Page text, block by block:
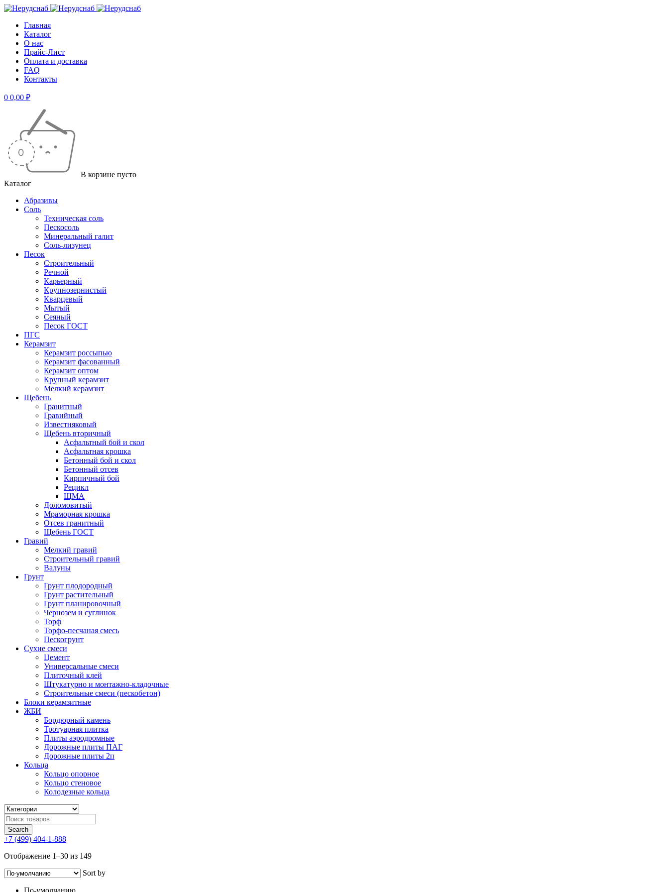
Главная
Каталог
О нас
Прайс-Лист
Оплата и доставка
FAQ
Контакты
0 0,00 ₽
В корзине пусто
Каталог
Абразивы
Соль
Техническая соль
Пескосоль
Минеральный галит
Соль-лизунец
Песок
Строительный
Речной
Карьерный
Крупнозернистый
Кварцевый
Мытый
Сеяный
Песок ГОСТ
ПГС
Керамзит
Керамзит россыпью
Керамзит фасованный
Керамзит оптом
Крупный керамзит
Мелкий керамзит
Щебень
Гранитный
Гравийный
Известняковый
Щебень вторичный
Асфальтный бой и скол
Асфальтная крошка
Бетонный бой и скол
Бетонный отсев
Кирпичный бой
Рецикл
ЩМА
Доломовитый
Мраморная крошка
Отсев гранитный
Щебень ГОСТ
Гравий
Мелкий гравий
Строительный гравий
Валуны
Грунт
Грунт плодородный
Грунт растительный
Грунт планировочный
Чернозем и суглинок
Торф
Торфо-песчаная смесь
Пескогрунт
Сухие смеси
Цемент
Универсальные смеси
Плиточный клей
Штукатурно и монтажно-кладочные
Строительные смеси (пескобетон)
Блоки керамзитные
ЖБИ
Бордюрный камень
Тротуарная плитка
Плиты аэродромные
Дорожные плиты ПАГ
Дорожные плиты 2п
Кольца
Кольцо опорное
Кольцо стеновое
Колодезные кольца
+7 (499) 404-1-888
Отображение 1–30 из 149
Sort by
По-умолчанию